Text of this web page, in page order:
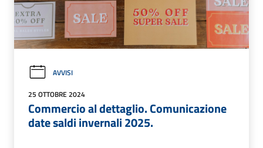
AVVISI
25 OTTOBRE 2024
Commercio al dettaglio. Comunicazione
date saldi invernali 2025.